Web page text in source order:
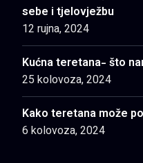
sebe i tjelovježbu
12 rujna, 2024
Kućna teretana- što
25 kolovoza, 2024
Kako teretana može
6 kolovoza, 2024